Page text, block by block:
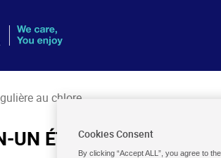
au chlore
UN ÉTÉ / HIVER au
Cookies Consent
By clicking “Accept ALL”, you agree to